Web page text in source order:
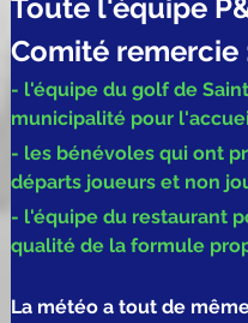
Toute l'équipe
Comité remercie
- l'équipe du golf de
municipalité pour
- les bénévoles qui ont
départs joueurs et non
- l'équipe du restaurant
qualité de la formule
La météo a tout de